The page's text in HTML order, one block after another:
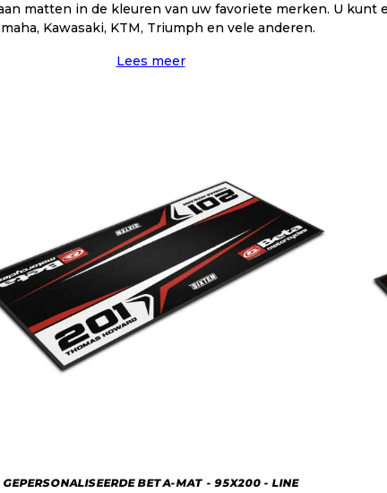
matten in de kleuren van uw favoriete merken. U kunt
Kawasaki, KTM, Triumph en vele anderen.
Lees meer
GEPERSONALISEERDE BETA-MAT - 95X200 - LINE